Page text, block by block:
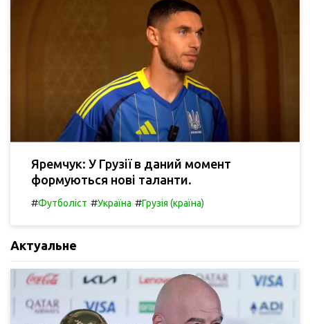
Яремчук: У Грузії в даний момент
формуються нові таланти.
#Футболіст #Україна #Грузія (країна)
Актуальне